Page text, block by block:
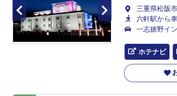
三重県松阪
六軒駅から
一志嬉野イ
ホテナビ